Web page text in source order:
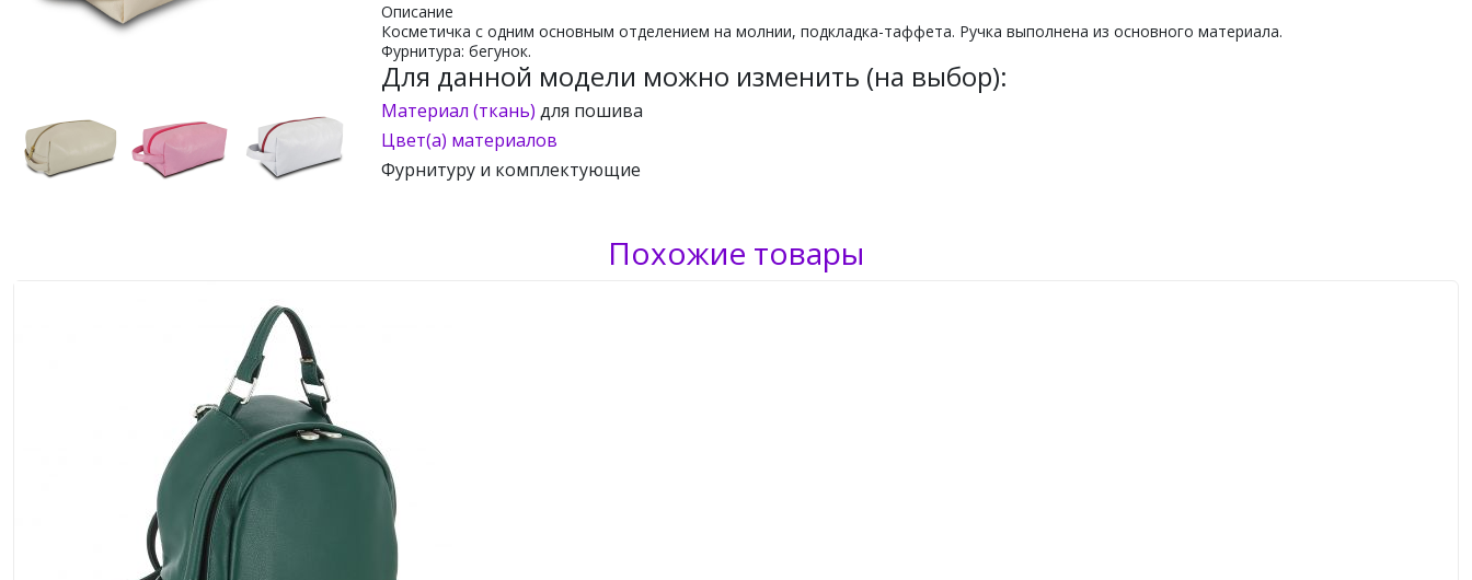
Описание
Косметичка с одним основным отделением на молнии, подкладка-таффета. Ручка выполнена из основного материала.
Фурнитура: бегунок.
Для данной модели можно изменить (на выбор):
Материал (ткань) для пошива
Цвет(а) материалов
Фурнитуру и комплектующие
Похожие товары